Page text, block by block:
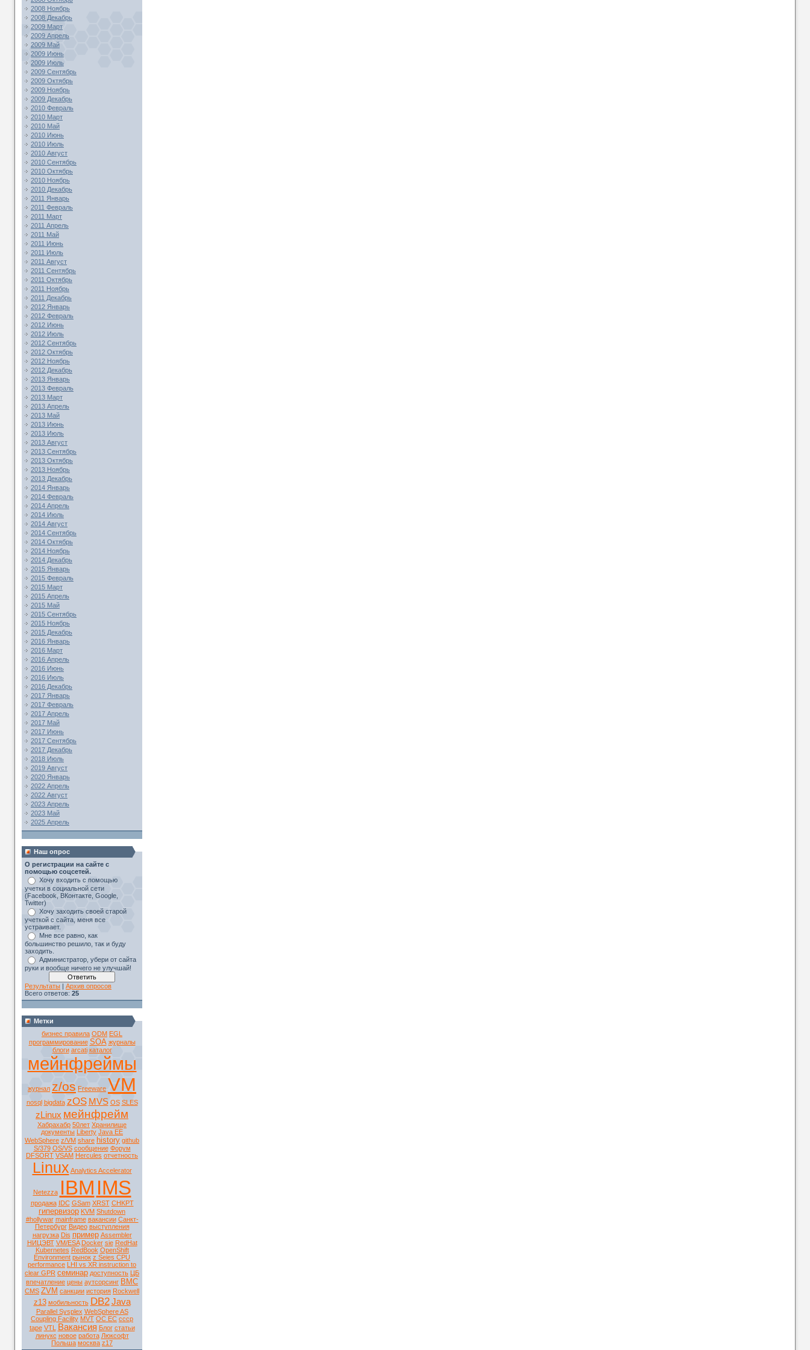
2008 Ноябрь
2008 Декабрь
2009 Март
2009 Апрель
2009 Май
2009 Июнь
2009 Июль
2009 Сентябрь
2009 Октябрь
2009 Ноябрь
2009 Декабрь
2010 Февраль
2010 Март
2010 Май
2010 Июнь
2010 Июль
2010 Август
2010 Сентябрь
2010 Октябрь
2010 Ноябрь
2010 Декабрь
2011 Январь
2011 Февраль
2011 Март
2011 Апрель
2011 Май
2011 Июнь
2011 Июль
2011 Август
2011 Сентябрь
2011 Октябрь
2011 Ноябрь
2011 Декабрь
2012 Январь
2012 Февраль
2012 Июнь
2012 Июль
2012 Сентябрь
2012 Октябрь
2012 Ноябрь
2012 Декабрь
2013 Январь
2013 Февраль
2013 Март
2013 Апрель
2013 Май
2013 Июнь
2013 Июль
2013 Август
2013 Сентябрь
2013 Октябрь
2013 Ноябрь
2013 Декабрь
2014 Январь
2014 Февраль
2014 Апрель
2014 Июль
2014 Август
2014 Сентябрь
2014 Октябрь
2014 Ноябрь
2014 Декабрь
2015 Январь
2015 Февраль
2015 Март
2015 Апрель
2015 Май
2015 Сентябрь
2015 Ноябрь
2015 Декабрь
2016 Январь
2016 Март
2016 Апрель
2016 Июнь
2016 Июль
2016 Декабрь
2017 Январь
2017 Февраль
2017 Апрель
2017 Май
2017 Июнь
2017 Сентябрь
2017 Декабрь
2018 Июль
2019 Август
2020 Январь
2022 Апрель
2022 Август
2023 Апрель
2023 Май
2025 Апрель
Наш опрос
О регистрации на сайте с
помощью соцсетей.
Хочу входить с помощью
учетки в социальной сети
(Facebook, ВКонтакте, Google,
Twitter)
Хочу заходить своей старой
учеткой с сайта, меня все
устраивает.
Мне все равно, как
большинство решило, так и буду
заходить.
Администратор, убери от сайта
руки и вообще ничего не улучшай!
Результаты | Архив опросов
Всего ответов: 25
Метки
бизнес правила ODM EGL
программирование SOA журналы
блоги arcati каталог
мейнфреймы
журнал z/os Freeware VM
nosql bigdata zOS MVS OS SLES
zLinux мейнфрейм
Хабрахабр 50лет Хранилище
документы Liberty Java EE
WebSphere z/VM share history github
S/379 OS/VS сообщение Форум
DFSORT VSAM Hercules отчетность
Linux Analytics Accelerator
Netezza IBM IMS
продажа IDC GSam XRST CHKPT
гипервизор KVM Shutdown
#hollywar mainframe вакансии Санкт-
Петербург Видео выступления
нагрузка Dis пример Assembler
НИЦЭВТ VM/ESA Docker sie RedHat
Kubernetes RedBook OpenShift
Environment рынок z Seies CPU
performance LHI vs XR instruction to
clear GPR семинар доступность ЦБ
впечатление цены аутсорсинг BMC
CMS ZVM санкции история Rockwell
z13 мобильность DB2 Java
Parallel Sysplex WebSphere AS
Coupling Facility MVT ОС ЕС ссср
tape VTL Вакансия Блог статьи
линукс новое работа Люксофт
Польша москва z17